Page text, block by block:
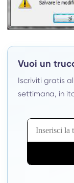
Vuoi un
Iscriviti gratis
settimana, in